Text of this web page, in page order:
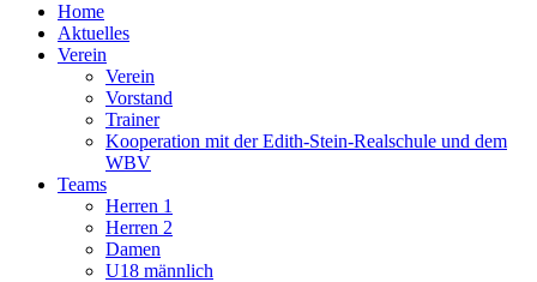
Home
Aktuelles
Verein
Verein
Vorstand
Trainer
Kooperation mit der Edith-Stein-Realschule und dem
WBV
Teams
Herren 1
Herren 2
Damen
U18 männlich